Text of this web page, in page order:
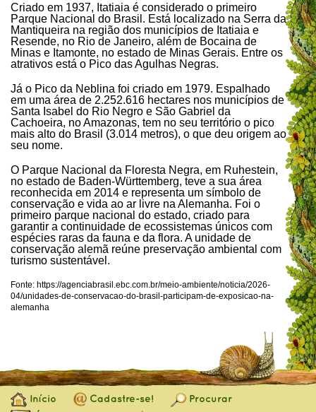
Criado em 1937, Itatiaia é considerado o primeiro
Parque Nacional do Brasil. Está localizado na Serra da
Mantiqueira na região dos municípios de Itatiaia e
Resende, no Rio de Janeiro, além de Bocaina de
Minas e Itamonte, no estado de Minas Gerais. Entre os
atrativos está o Pico das Agulhas Negras.
Já o Pico da Neblina foi criado em 1979. Espalhado
em uma área de 2.252.616 hectares nos municípios de
Santa Isabel do Rio Negro e São Gabriel da
Cachoeira, no Amazonas, tem no seu território o pico
mais alto do Brasil (3.014 metros), o que deu origem ao
seu nome.
O Parque Nacional da Floresta Negra, em Ruhestein,
no estado de Baden-Württemberg, teve a sua área
reconhecida em 2014 e representa um símbolo de
conservação e vida ao ar livre na Alemanha. Foi o
primeiro parque nacional do estado, criado para
garantir a continuidade de ecossistemas únicos com
espécies raras da fauna e da flora. A unidade de
conservação alemã reúne preservação ambiental com
turismo sustentável.
Fonte: https://agenciabrasil.ebc.com.br/meio-ambiente/noticia/2026-
04/unidades-de-conservacao-do-brasil-participam-de-exposicao-na-
alemanha
Início Cadastre-se!
Procurar